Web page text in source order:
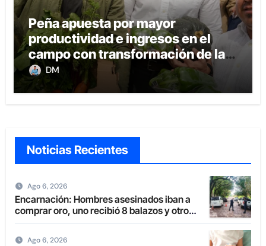
Peña apuesta por mayor
productividad e ingresos en el
campo con transformación de la
agricultura familiar
DM
Noticias Recientes
Ago 6, 2026
Encarnación: Hombres asesinados iban a
comprar oro, uno recibió 8 balazos y otro
uno en la boca
Ago 6, 2026